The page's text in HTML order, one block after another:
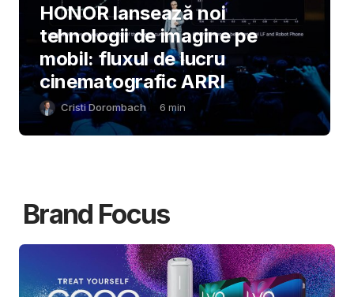
HONOR lansează noi
tehnologii de imagine pe
mobil: fluxul de lucru
cinematografic ARRI
Cristi Dorombach 6 min
Brand Focus